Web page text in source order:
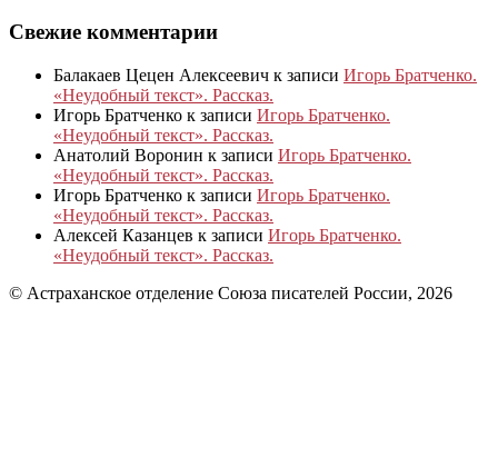
Свежие комментарии
Балакаев Цецен Алексеевич к записи Игорь Братченко.
«Неудобный текст». Рассказ.
Игорь Братченко к записи Игорь Братченко.
«Неудобный текст». Рассказ.
Анатолий Воронин к записи Игорь Братченко.
«Неудобный текст». Рассказ.
Игорь Братченко к записи Игорь Братченко.
«Неудобный текст». Рассказ.
Алексей Казанцев к записи Игорь Братченко.
«Неудобный текст». Рассказ.
© Астраханское отделение Союза писателей России, 2026